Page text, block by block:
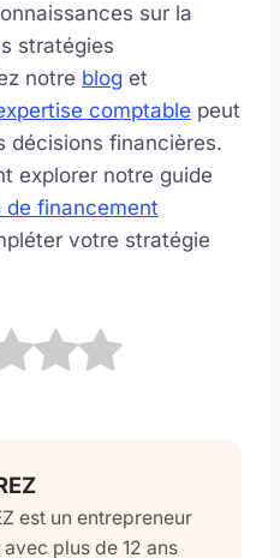
sur la
stratégies
notre blog et
comptable peut
décisions financières.
explorer notre guide
de financement
votre stratégie
est un entrepreneur
plus de 12 ans